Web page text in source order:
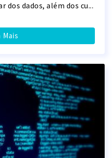
dados, além dos cu...
Mais